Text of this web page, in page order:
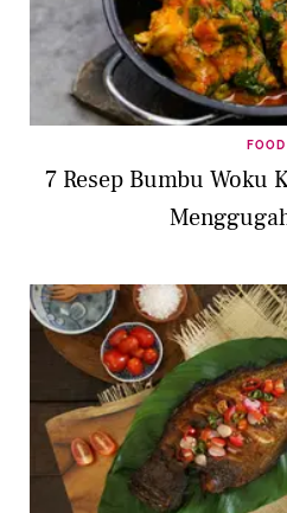
FOOD
7 Resep Bumbu Woku